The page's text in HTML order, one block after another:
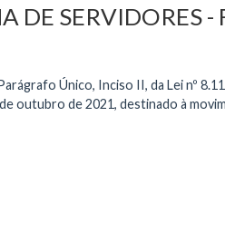
DE SERVIDORES
Único, Inciso II, da Lei nº
outubro de 2021, destinado à